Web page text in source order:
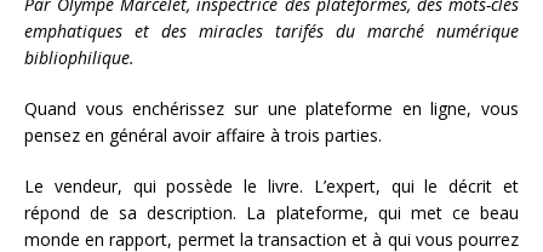
emphatiques et des miracles tarifés du marché numérique
bibliophilique.
Quand vous enchérissez sur une plateforme en ligne, vous
pensez en général avoir affaire à trois parties.
Le vendeur, qui possède le livre. L’expert, qui le décrit et
répond de sa description. La plateforme, qui met ce beau
monde en rapport, permet la transaction et à qui vous pourrez